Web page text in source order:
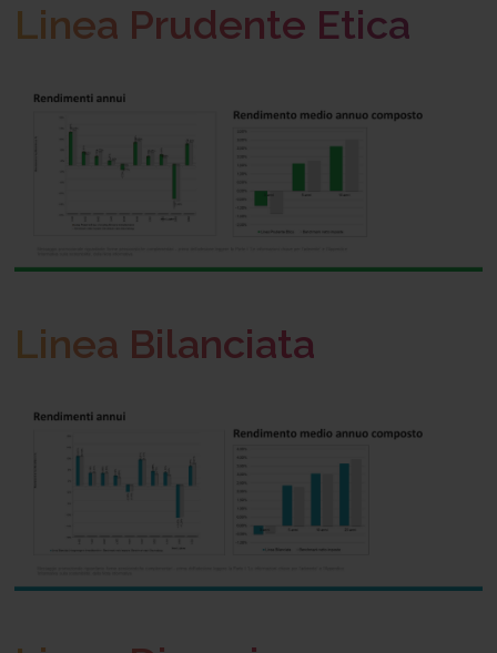
Linea Prudente Etica
Linea Bilanciata